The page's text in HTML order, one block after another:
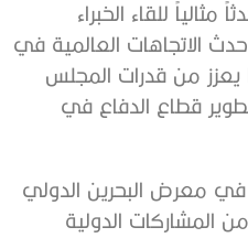
للقاء الخبراء
الاتجاهات العالمية في
يعزز من قدرات المجلس
قطاع الدفاع في
معرض البحرين الدولي
المشاركات الدولية